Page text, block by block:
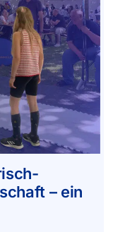
– ein